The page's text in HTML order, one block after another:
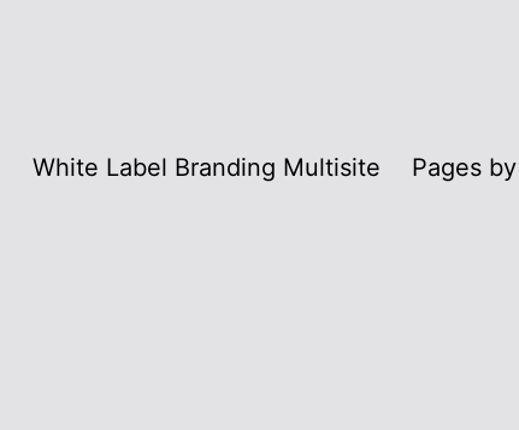
White Label Branding Multisite Pages